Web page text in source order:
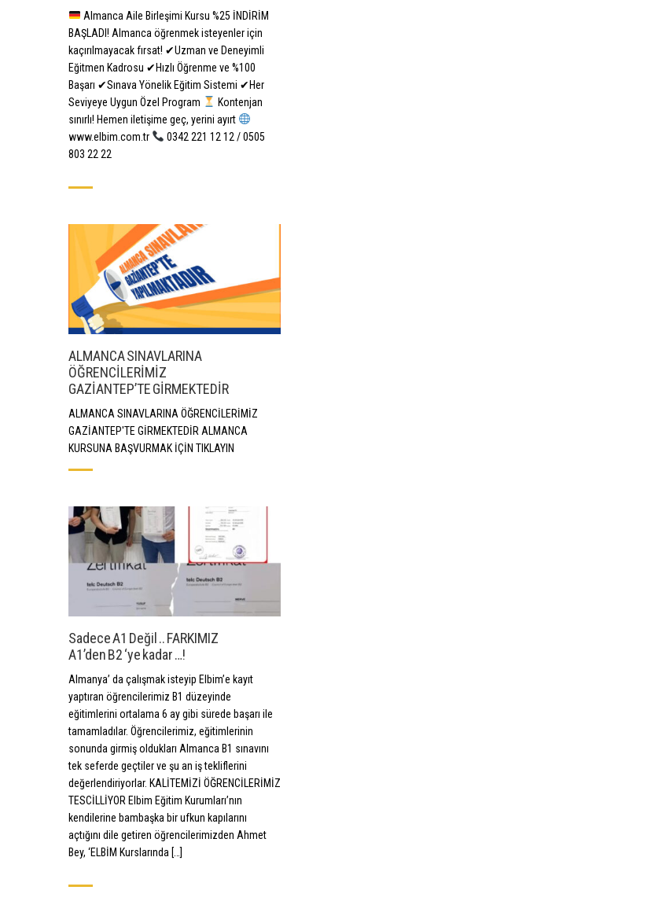
Almanca Aile Birleşimi Kursu %25 İNDİRİM
BAŞLADI! Almanca öğrenmek isteyenler için
kaçırılmayacak fırsat! ✔Uzman ve Deneyimli
Eğitmen Kadrosu ✔Hızlı Öğrenme ve %100
Başarı ✔Sınava Yönelik Eğitim Sistemi ✔Her
Seviyeye Uygun Özel Program
Kontenjan
sınırlı! Hemen iletişime geç, yerini ayırt
www.elbim.com.tr
0342 221 12 12 / 0505
803 22 22
ALMANCA SINAVLARINA
ÖĞRENCİLERİMİZ
GAZİANTEP’TE GİRMEKTEDİR
ALMANCA SINAVLARINA ÖĞRENCİLERİMİZ
GAZİANTEP'TE GİRMEKTEDİR ALMANCA
KURSUNA BAŞVURMAK İÇİN TIKLAYIN
Sadece A1 Değil .. FARKIMIZ
A1’den B2 ‘ye kadar …!
Almanya’ da çalışmak isteyip Elbim’e kayıt
yaptıran öğrencilerimiz B1 düzeyinde
eğitimlerini ortalama 6 ay gibi sürede başarı ile
tamamladılar. Öğrencilerimiz, eğitimlerinin
sonunda girmiş oldukları Almanca B1 sınavını
tek seferde geçtiler ve şu an iş tekliflerini
değerlendiriyorlar. KALİTEMİZİ ÖĞRENCİLERİMİZ
TESCİLLİYOR Elbim Eğitim Kurumları’nın
kendilerine bambaşka bir ufkun kapılarını
açtığını dile getiren öğrencilerimizden Ahmet
Bey, ‘ELBİM Kurslarında […]